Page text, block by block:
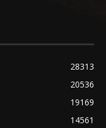
28313
20536
19169
14561